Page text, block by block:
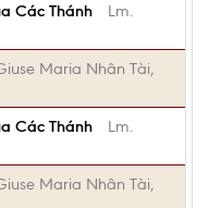
Các Thánh
Lm.
Maria Nhân Tài,
Các Thánh
Lm.
Maria Nhân Tài,